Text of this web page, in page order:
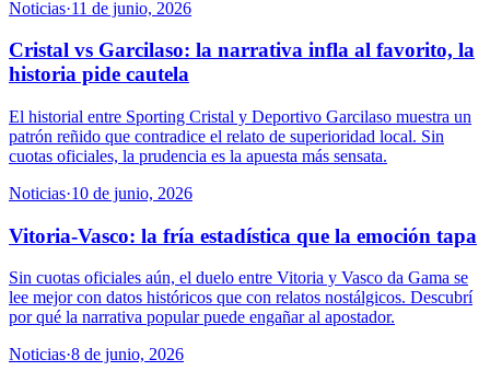
Noticias·11 de junio, 2026
Cristal vs Garcilaso: la narrativa infla al favorito, la
historia pide cautela
El historial entre Sporting Cristal y Deportivo Garcilaso muestra un
patrón reñido que contradice el relato de superioridad local. Sin
cuotas oficiales, la prudencia es la apuesta más sensata.
Noticias·10 de junio, 2026
Vitoria-Vasco: la fría estadística que la emoción tapa
Sin cuotas oficiales aún, el duelo entre Vitoria y Vasco da Gama se
lee mejor con datos históricos que con relatos nostálgicos. Descubrí
por qué la narrativa popular puede engañar al apostador.
Noticias·8 de junio, 2026